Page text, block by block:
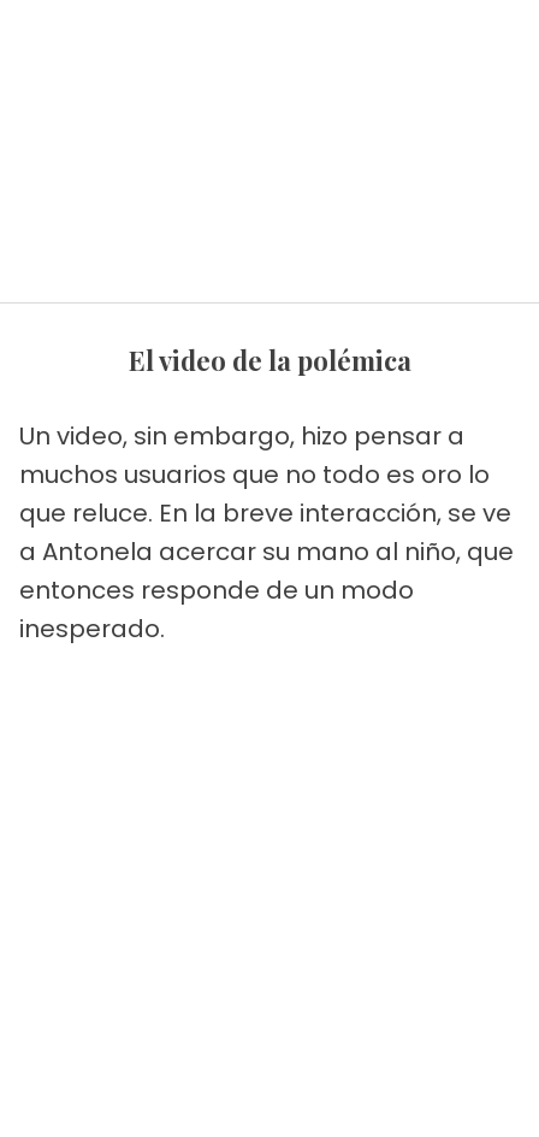
El video de la polémica
Un video, sin embargo, hizo pensar a
muchos usuarios que no todo es oro lo
que reluce. En la breve interacción, se ve
a Antonela acercar su mano al niño, que
entonces responde de un modo
inesperado.